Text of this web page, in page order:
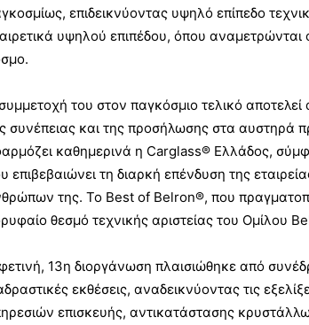
επιδεικνύοντας υψηλό επίπεδο
υψηλού επιπέδου, όπου αναμετρώνται
του στον παγκόσμιο τελικό
συνέπειας και της προσήλωσης στα αυστηρά
καθημερινά η Carglass® Ελλάδος,
επιβεβαιώνει τη διαρκή επένδυση της
της. Το Best of Belron®, που
θεσμό τεχνικής αριστείας του Ομίλου
13η διοργάνωση πλαισιώθηκε από
εκθέσεις, αναδεικνύοντας τις
επισκευής, αντικατάστασης